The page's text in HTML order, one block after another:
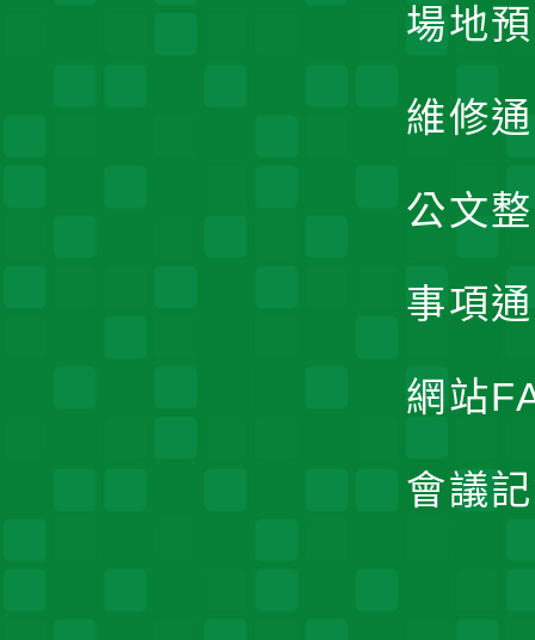
場地
維修
公文
事項
網站
會議